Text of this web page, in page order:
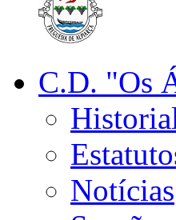
C.D. "Os
Notícias